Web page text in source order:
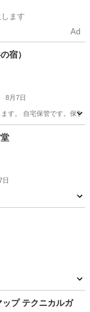
ます
Ad
宿）
8月7日
す。 自宅保管です。保管
日
プ テクニカルガ